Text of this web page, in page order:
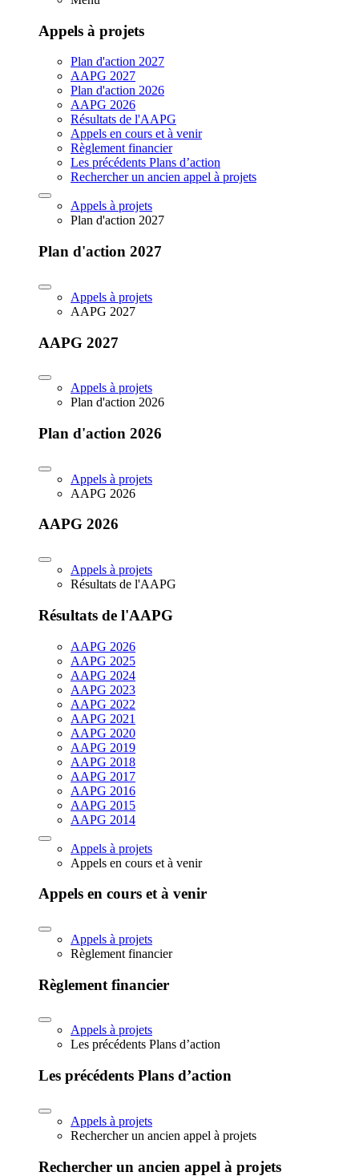
Appels à projets
Plan d'action 2027
AAPG 2027
Plan d'action 2026
AAPG 2026
Résultats de l'AAPG
Appels en cours et à venir
Règlement financier
Les précédents Plans d’action
Rechercher un ancien appel à projets
Appels à projets
Plan d'action 2027
Plan d'action 2027
Appels à projets
AAPG 2027
AAPG 2027
Appels à projets
Plan d'action 2026
Plan d'action 2026
Appels à projets
AAPG 2026
AAPG 2026
Appels à projets
Résultats de l'AAPG
Résultats de l'AAPG
AAPG 2026
AAPG 2025
AAPG 2024
AAPG 2023
AAPG 2022
AAPG 2021
AAPG 2020
AAPG 2019
AAPG 2018
AAPG 2017
AAPG 2016
AAPG 2015
AAPG 2014
Appels à projets
Appels en cours et à venir
Appels en cours et à venir
Appels à projets
Règlement financier
Règlement financier
Appels à projets
Les précédents Plans d’action
Les précédents Plans d’action
Appels à projets
Rechercher un ancien appel à projets
Rechercher un ancien appel à projets